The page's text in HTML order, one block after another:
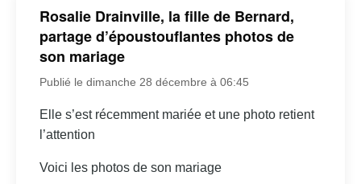
Rosalie Drainville, la fille de Bernard,
partage d’époustouflantes photos de
son mariage
Publié le dimanche 28 décembre à 06:45
Elle s’est récemment mariée et une photo retient
l’attention
Voici les photos de son mariage